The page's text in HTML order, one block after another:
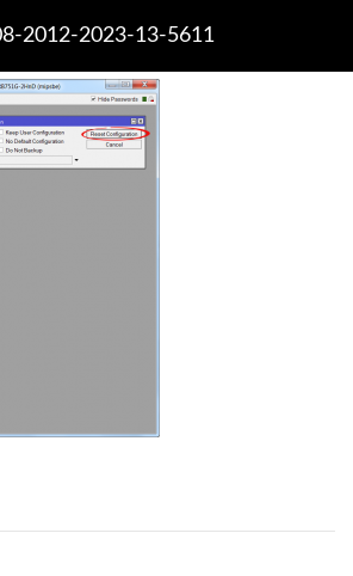
2012-2023-13-5611